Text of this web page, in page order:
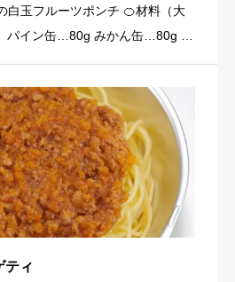
白玉フルーツポンチ 🍊材料（大
パイン缶…80g みかん缶…80g 黄
玉粉… […]
ティ